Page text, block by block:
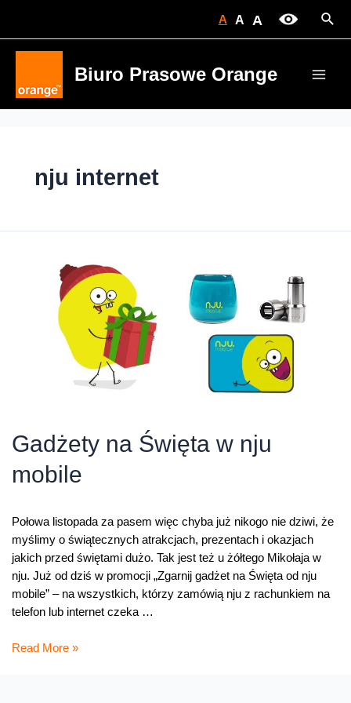
A A A
Biuro Prasowe Orange
nju internet
Gadżety na Święta w nju
mobile
Połowa listopada za pasem więc chyba już nikogo nie dziwi, że
myślimy o świątecznych atrakcjach, prezentach i okazjach
jakich przed świętami dużo. Tak jest też u żółtego Mikołaja w
nju. Już od dziś w promocji „Zgarnij gadżet na Święta od nju
mobile” – na wszystkich, którzy zamówią nju z rachunkiem na
telefon lub internet czeka …
Gadżety
Read More »